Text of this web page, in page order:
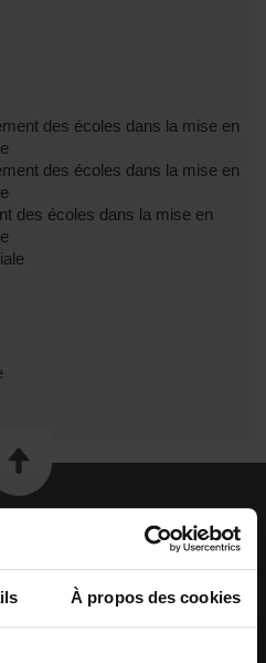
À propos des cookies
des écoles dans la mise en
des écoles dans la mise en
des écoles dans la mise en
les offres